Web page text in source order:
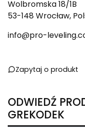
Wolbromska 18/1B
53-148 Wrocław,
info@pro-
Zapytaj o produkt
ODWIEDŹ
GREKODEK